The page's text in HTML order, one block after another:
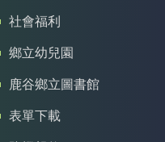
社會福利
鄉立幼兒園
鹿谷鄉立圖書館
表單下載